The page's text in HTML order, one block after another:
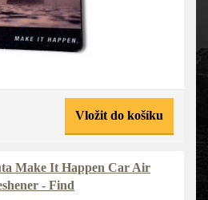
Vložit do košíku
Make It Happen Car Air
- Find